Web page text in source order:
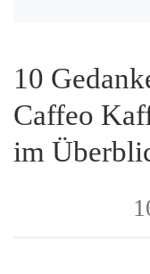
10
Caffeo
im